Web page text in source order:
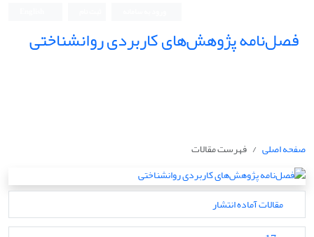
فصل‌نامه پژوهش‌های کاربردی روانشناختی
صفحه اصلی فهرست مقالات
مقالات آماده انتشار